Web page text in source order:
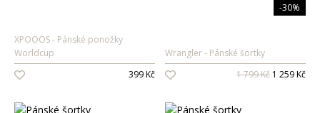
XPOOOS
Pánské ponožky
Worldcup
399 Kč
-30%
Wrangler
Pánské šortky
1 799 Kč 1 259 Kč